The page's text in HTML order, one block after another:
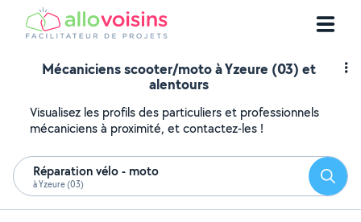
Mécaniciens scooter/moto à Yzeure (03) et
alentours
Visualisez les profils des particuliers et professionnels
mécaniciens à proximité, et contactez-les !
Réparation vélo - moto
à Yzeure (03)